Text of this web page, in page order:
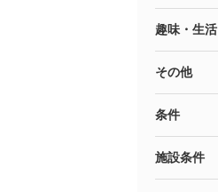
趣味・生活
その他
条件
施設条件